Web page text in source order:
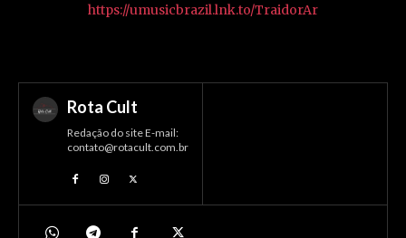
https://umusicbrazil.lnk.to/TraidorAr
Rota Cult
Redação do site E-mail:
contato@rotacult.com.br